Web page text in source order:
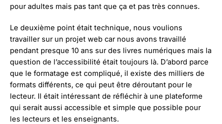
pour adultes mais pas tant que ça et pas très connues.
Le deuxième point était technique, nous voulions
travailler sur un projet web car nous avons travaillé
pendant presque 10 ans sur des livres numériques mais la
question de l’accessibilité était toujours là. D’abord parce
que le formatage est compliqué, il existe des milliers de
formats différents, ce qui peut être déroutant pour le
lecteur. Il était intéressant de réfléchir à une plateforme
qui serait aussi accessible et simple que possible pour
les lecteurs et les enseignants.